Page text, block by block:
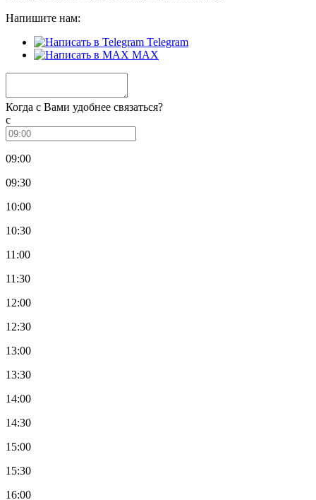
Напишите нам:
Telegram
MAX
Когда с Вами удобнее связаться?
с
09:00
09:30
10:00
10:30
11:00
11:30
12:00
12:30
13:00
13:30
14:00
14:30
15:00
15:30
16:00